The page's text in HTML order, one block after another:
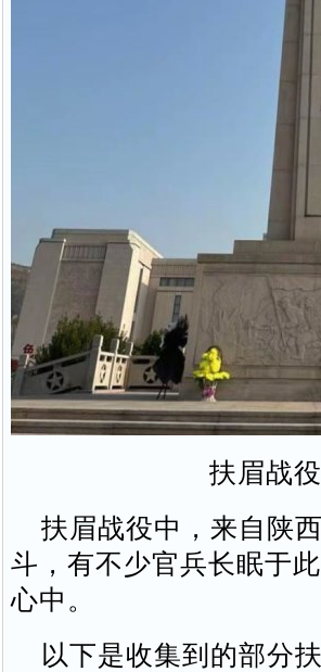
扶眉战
扶眉战役中，来自陕
斗，有不少官兵长眠于
心中。
以下是收集到的部分